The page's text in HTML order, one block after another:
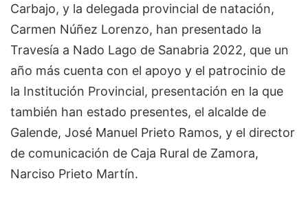
Carbajo, y la delegada provincial de natación,
Carmen Núñez Lorenzo, han presentado la
Travesía a Nado Lago de Sanabria 2022, que un
año más cuenta con el apoyo y el patrocinio de
la Institución Provincial, presentación en la que
también han estado presentes, el alcalde de
Galende, José Manuel Prieto Ramos, y el director
de comunicación de Caja Rural de Zamora,
Narciso Prieto Martín.